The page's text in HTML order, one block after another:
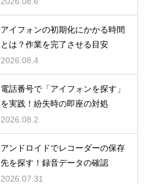
アイフォンの初期化にかかる時間
とは？作業を完了させる目安
2026.08.4
電話番号で「アイフォンを探す」
を実践！紛失時の即座の対処
2026.08.2
アンドロイドでレコーダーの保存
先を探す！録音データの確認
2026.07.31